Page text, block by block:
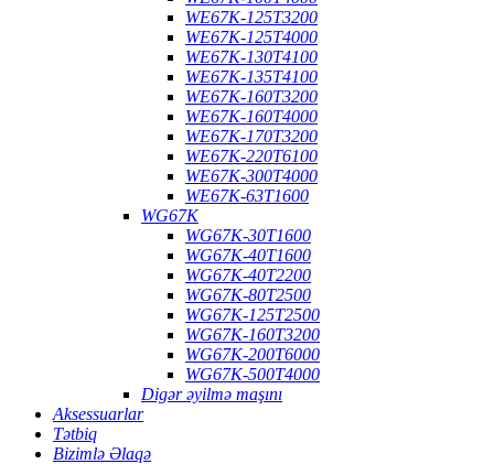
WE67K-125T3200
WE67K-125T4000
WE67K-130T4100
WE67K-135T4100
WE67K-160T3200
WE67K-160T4000
WE67K-170T3200
WE67K-220T6100
WE67K-300T4000
WE67K-63T1600
WG67K
WG67K-30T1600
WG67K-40T1600
WG67K-40T2200
WG67K-80T2500
WG67K-125T2500
WG67K-160T3200
WG67K-200T6000
WG67K-500T4000
Digər əyilmə maşını
Aksessuarlar
Tətbiq
Bizimlə Əlaqə